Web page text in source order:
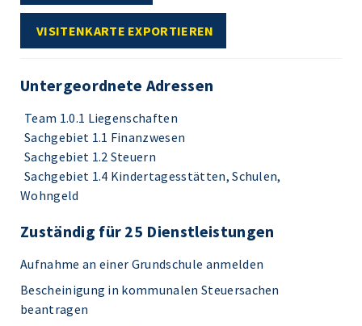
VISITENKARTE EXPORTIEREN
Untergeordnete Adressen
Team 1.0.1 Liegenschaften
Sachgebiet 1.1 Finanzwesen
Sachgebiet 1.2 Steuern
Sachgebiet 1.4 Kindertagesstätten, Schulen,
Wohngeld
Zuständig für 25 Dienstleistungen
Aufnahme an einer Grundschule anmelden
Bescheinigung in kommunalen Steuersachen
beantragen